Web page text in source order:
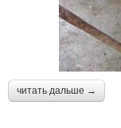
читать дальше →